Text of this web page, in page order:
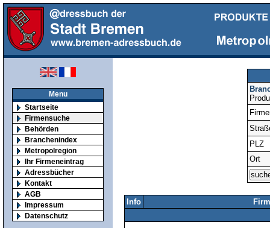
Menu
Startseite
Firmensuche
Behörden
Branchenindex
Metropolregion
Ihr Firmeneintrag
Adressbücher
Kontakt
AGB
Impressum
Datenschutz
PLZ
Ort
Info